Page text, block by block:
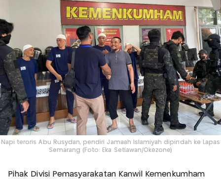
Napi teroris Abu Rusydan, pendiri Jamaah Islamiyah dipindah ke Lapas
Semarang (Foto: Eka Setiawan/Okezone)
Pihak Divisi Pemasyarakatan Kanwil Kemenkumham